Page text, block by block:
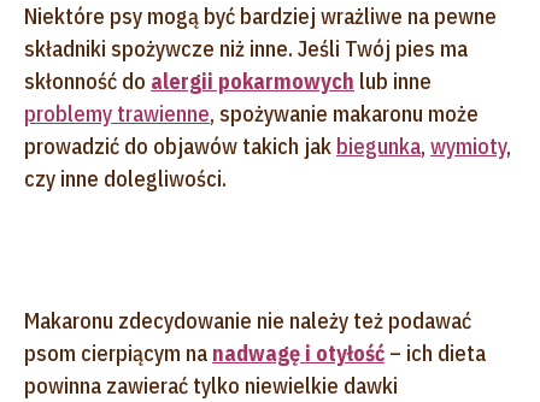
Niektóre psy mogą być bardziej wrażliwe na pewne
składniki spożywcze niż inne. Jeśli Twój pies ma
skłonność do alergii pokarmowych lub inne
problemy trawienne, spożywanie makaronu może
prowadzić do objawów takich jak biegunka, wymioty,
czy inne dolegliwości.
Makaronu zdecydowanie nie należy też podawać
psom cierpiącym na nadwagę i otyłość – ich dieta
powinna zawierać tylko niewielkie dawki